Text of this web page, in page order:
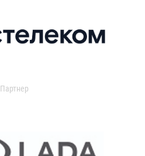
Партнер